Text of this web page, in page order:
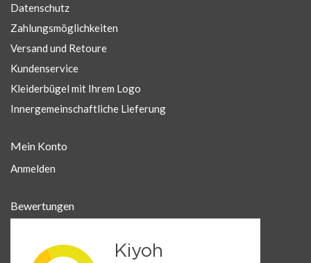
Datenschutz
Zahlungsmöglichkeiten
Versand und Retoure
Kundenservice
Kleiderbügel mit Ihrem Logo
Innergemeinschaftliche Lieferung
Mein Konto
Anmelden
Bewertungen